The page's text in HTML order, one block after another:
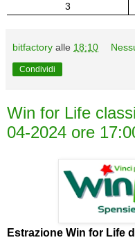
3
bitfactory alle 18:10
Condividi
Win for Life
04-2024 ore
Estrazione Win for Life